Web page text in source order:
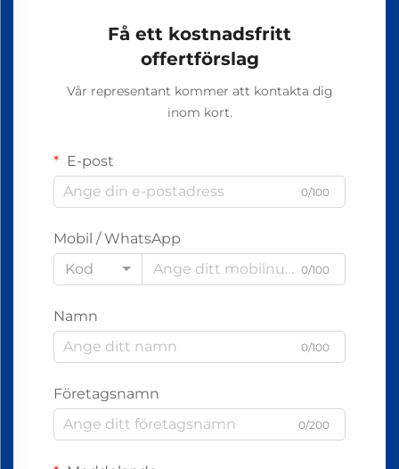
Få ett kostnadsfritt
offertförslag
Vår representant kommer att kontakta dig
inom kort.
E-post
0/100
Mobil / WhatsApp
Kod
0/100
Namn
0/100
Företagsnamn
0/200